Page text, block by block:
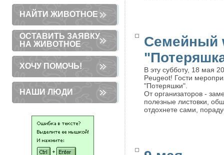
НАЙТИ ЖИВОТНОЕ
ОСТАВИТЬ ЗАЯВКУ
НА ЖИВОТНОЕ
ХОЧУ ПОМОЧЬ!
НАШИ ЛЮДИ
Семейный
В эту субботу, 18 мая
Peugeot! Гости
"Потеряшки".
От организаторов -
полезные листовки,
отдохнете сами,